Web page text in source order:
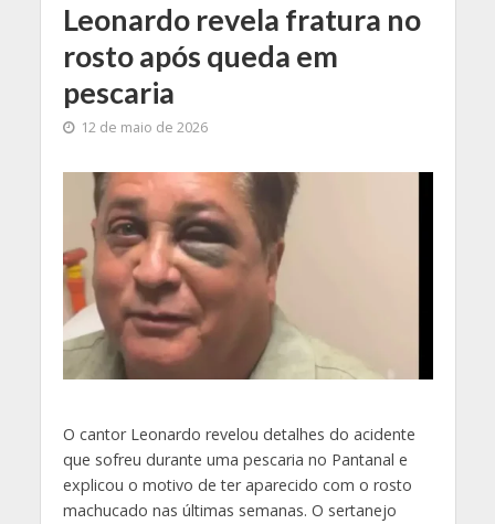
Leonardo revela fratura no
rosto após queda em
pescaria
12 de maio de 2026
O cantor Leonardo revelou detalhes do acidente
que sofreu durante uma pescaria no Pantanal e
explicou o motivo de ter aparecido com o rosto
machucado nas últimas semanas. O sertanejo